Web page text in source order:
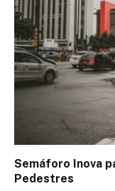
Semáforo Inova
Pedestres